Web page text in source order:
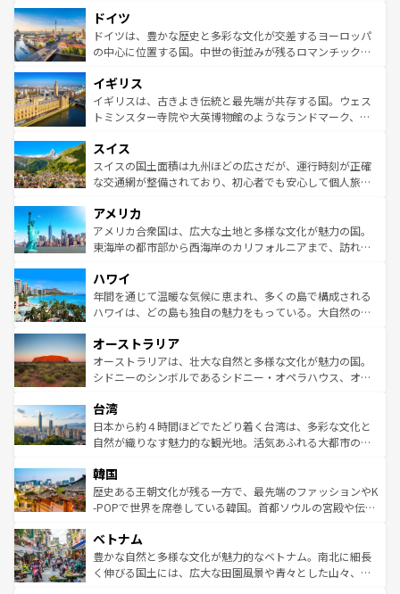
の城塞都市、穏やかなビーチリゾートまで多彩な表情を見
せる。地方によって風土や気候が異なるスペインはその個
性で訪れる人を魅了する。 なお、新着のスペイン情報はコ
で、幅広い魅力が詰まっている。華麗な宮殿、歴史的な大
聖堂、美しいビーチ、そして豊かな自然が、訪れる者を心
から魅了する。また、フランスは美食の国としても知ら
いる。シャンパンの発祥地であるランス、プロヴァンスの
香り高いラベンダー畑など、多彩な楽しみ方が可能だ。さ
らに、パリ以外の地域にも魅力が溢れており、どの街角に
れる地方に足を運ぶとそれぞれで全く異なる文化を体験で
きるだろう。 なお、新着のフランス情報はコンテンツ一覧
を参照してほしい。
ドイツ
ドイツは、豊かな歴史と多彩な文化が交差するヨーロッパ
の中心に位置する国。中世の街並みが残るロマンチック街
顔を持つこの国は、どこを歩いても飽きることがない。ベ
ルリンの文化的活気、バイエルン州のアルプスの絶景、そ
してライン川沿いのワイン畑といった風景は必見。ビール
は、お酒好きな人にはぜひ体験してほしい。 なお、新着の
ドイツ情報はコンテンツ一覧を参照してほしい。
イギリス
イギリスは、古きよき伝統と最先端が共存する国。ウェス
トミンスター寺院や大英博物館のようなランドマーク、歴
リアごとに異なる魅力がある。また、優雅なアフタヌーン
ティー、ビール好きにはたまらない英国パブ、サッカー観
戦など、本場だからこそできる体験も豊富。イギリスを旅
ンツ一覧を参照してほしい。
スイス
スイスの国土面積は九州ほどの広さだが、運行時刻が正確
な交通網が整備されており、初心者でも安心して個人旅行
の建物がそのまま残る町や、スイスならではのユニークな
博物館もあり、アルプス観光だけでなく町歩きも満喫する
ことができる。国民の所得が高いため物価も高いが、旅行
ば市内交通費無料で観光を楽しむこともできる。 なお、新
着のスイス情報はコンテンツ一覧 を参照してほしい。
アメリカ
アメリカ合衆国は、広大な土地と多様な文化が魅力の国。
東海岸の都市部から西海岸のカリフォルニアまで、訪れる
のような巨大都市は、観光、ショッピング、エンターテイ
ンメントが詰まった刺激的なスポットだ。一方、アメリカ
西部には大自然が広がり、グランドキャニオンやイエロー
部のニューオーリンズでは、音楽と美食が融合した独特の
文化が魅力。旅行者はアメリカの各地域で異なる魅力を楽
しみながら、その多様性と豊かな歴史を感じることができ
ならではの贅沢な旅のスタイルだ。 なお、新着のアメリカ
情報はコンテンツ一覧を参照してほしい。
ハワイ
年間を通じて温暖な気候に恵まれ、多くの島で構成される
ハワイは、どの島も独自の魅力をもっている。大自然の神
ワイ島は見逃せない。また、定番の観光地といえばオアフ
島だが、静かな自然を求めるならマウイ島やカウアイ島が
おすすめ。エメラルドグリーンに輝く海をはじめ、豊かな
れるおもてなしの心で訪れる人々を迎えてくれるハワイの
人々、おいしいローカルフードやハワイアンミュージッ
ク、伝統的なフラダンスなど、すべてがハワイの魅力を彩
ワイを、存分に味わってほしい。 なお、新着のハワイ情報
はコンテンツ一覧を参照してほしい。
オーストラリア
オーストラリアは、壮大な自然と多様な文化が魅力の国。
シドニーのシンボルであるシドニー・オペラハウス、オー
リアリーフや大陸中央部にそびえるウルル（エアーズロッ
ク）、タスマニアの美しい原生林やケアンズの熱帯雨林な
ど、見どころがたくさん。また、カフェやワイン、オージ
いる。アクティビティも充実しており、サーフィンやダイ
ビング、ハイキングなど、アウトドア好きにはたまらな
い。オーストラリアの多彩な魅力を存分に味わいつくそ
参照してほしい。
台湾
日本から約４時間ほどでたどり着く台湾は、多彩な文化と
自然が織りなす魅力的な観光地。活気あふれる大都市の台
ン）、静ひつな山岳地帯である台湾東部など、都市の喧騒
と山間の静けさが共存しており、訪れる人に新しい発見と
驚きをもたらしてくれる。また、奥深い台湾の食文化も魅
容にもいいと評判のスイーツなど、バラエティ豊かな料理
が味わえる。 なお、新着の台湾情報は コンテンツ一覧を参
照してほしい。
韓国
歴史ある王朝文化が残る一方で、最先端のファッションやK
-POPで世界を席巻している韓国。首都ソウルの宮殿や伝統
き、地方に足を延ばせば四季折々の自然美を楽しむことが
できる。そして、キムチや焼肉、絶品のストリートフード
まで、さまざまな韓国料理が待っている。夜には、韓国な
ベトナム
豊かな自然と多様な文化が魅力的なベトナム。南北に細長
く伸びる国土には、広大な田園風景や青々とした山々、世